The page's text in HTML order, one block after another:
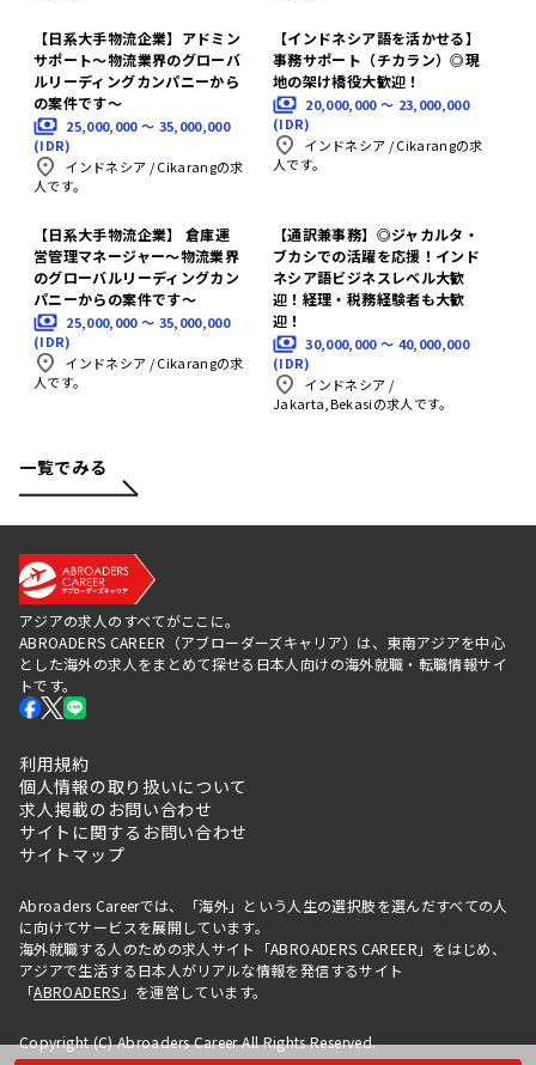
【日系大手物流企業】アドミン
サポート〜物流業界のグローバ
ルリーディングカンパニーから
の案件です〜
25,000,000 〜 35,000,000
(IDR)
インドネシア /Cikarangの求
人です。
【インドネシア語を活かせる】
事務サポート（チカラン）◎現
地の架け橋役大歓迎！
20,000,000 〜 23,000,000
(IDR)
インドネシア /Cikarangの求
人です。
【日系大手物流企業】 倉庫運
営管理マネージャー〜物流業界
のグローバルリーディングカン
パニーからの案件です〜
25,000,000 〜 35,000,000
(IDR)
インドネシア /Cikarangの求
人です。
【通訳兼事務】◎ジャカルタ・
ブカシでの活躍を応援！インド
ネシア語ビジネスレベル大歓
迎！経理・税務経験者も大歓
迎！
30,000,000 〜 40,000,000
(IDR)
インドネシア /
Jakarta,Bekasiの求人です。
一覧でみる
アジアの求人のすべてがここに。
ABROADERS CAREER（アブローダーズキャリア）は、東南アジアを中心
とした海外の求人をまとめて探せる日本人向けの海外就職・転職情報サイ
トです。
利用規約
個人情報の取り扱いについて
求人掲載のお問い合わせ
サイトに関するお問い合わせ
サイトマップ
Abroaders Careerでは、「海外」という人生の選択肢を選んだすべての人
に向けてサービスを展開しています。
海外就職する人のための求人サイト「ABROADERS CAREER」をはじめ、
アジアで生活する日本人がリアルな情報を発信するサイト
「ABROADERS 」を運営しています。
Copyright (C) Abroaders Career All Rights Reserved.